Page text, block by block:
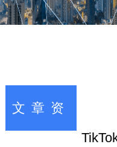
文章资